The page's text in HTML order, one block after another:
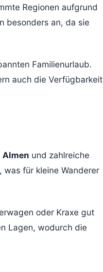
Regionen aufgrund
besonders an, da sie
Familienurlaub.
auch die Verfügbarkeit
und zahlreiche
für kleine Wanderer
oder Kraxe gut
Lagen, wodurch die